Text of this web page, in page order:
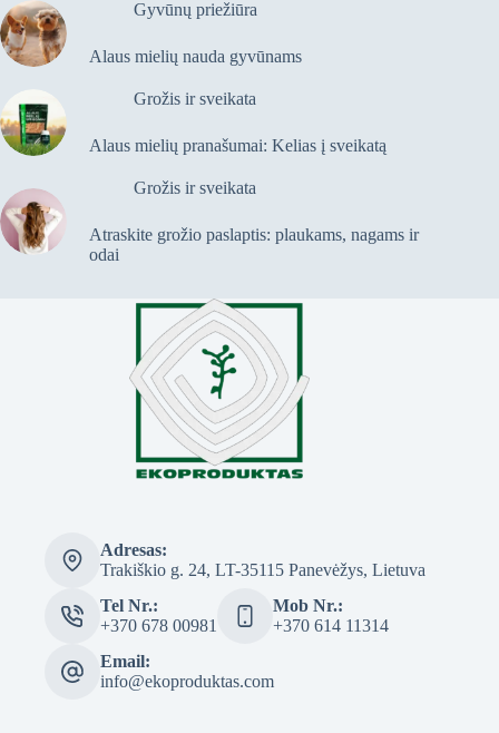
Gyvūnų priežiūra
Alaus mielių nauda gyvūnams
Grožis ir sveikata
Alaus mielių pranašumai: Kelias į sveikatą
Grožis ir sveikata
Atraskite grožio paslaptis: plaukams, nagams ir
odai
Adresas:
Trakiškio g. 24, LT-35115 Panevėžys, Lietuva
Tel Nr.:
+370 678 00981
Mob Nr.:
+370 614 11314
Email:
info@ekoproduktas.com